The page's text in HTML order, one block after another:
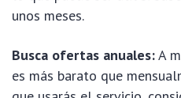
unos meses.
Busca ofertas anuales:A
es más barato que